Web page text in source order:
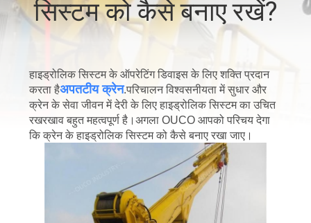
दौरा
सिस्टम को कैसे बनाए रखें?
हाइड्रोलिक सिस्टम के ऑपरेटिंग डिवाइस के लिए शक्ति प्रदान
करता हैअपतटीय क्रेन.परिचालन विश्वसनीयता में सुधार और
क्रेन के सेवा जीवन में देरी के लिए हाइड्रोलिक सिस्टम का उचित
रखरखाव बहुत महत्वपूर्ण है।अगला OUCO आपको परिचय देगा
कि क्रेन के हाइड्रोलिक सिस्टम को कैसे बनाए रखा जाए।